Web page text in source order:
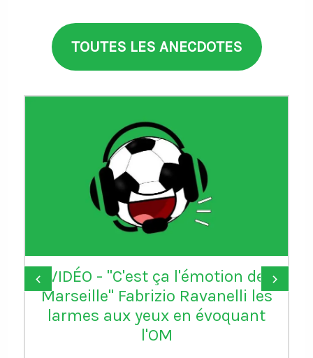
TOUTES LES ANECDOTES
VIDÉO - "C'est ça l'émotion de
Marseille" Fabrizio Ravanelli les
larmes aux yeux en évoquant
l'OM
‹ ›